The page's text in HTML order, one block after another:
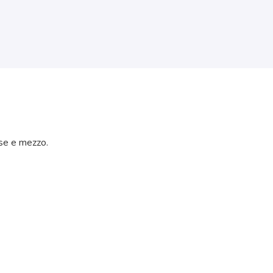
e mezzo.